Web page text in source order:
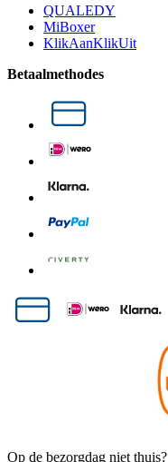
QUALEDY
MiBoxer
KlikAanKlikUit
Betaalmethodes
Op de bezorgdag niet thuis?